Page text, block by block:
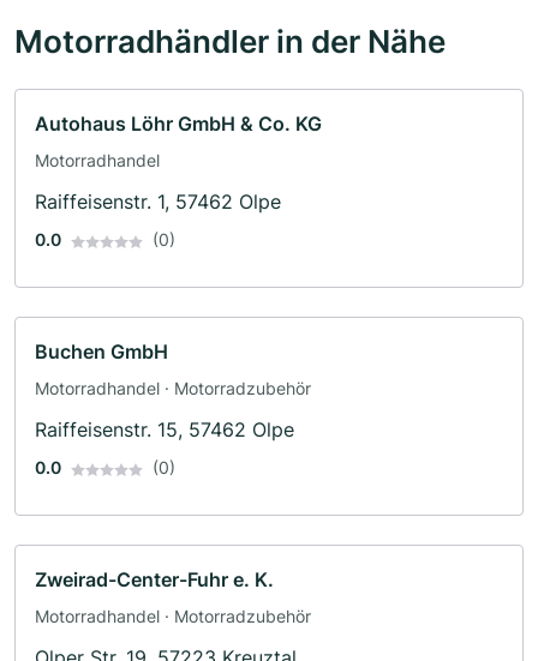
Motorradhändler in der Nähe
Autohaus Löhr GmbH & Co. KG
Motorradhandel
Raiffeisenstr. 1, 57462 Olpe
0.0 (0)
Buchen GmbH
Motorradhandel · Motorradzubehör
Raiffeisenstr. 15, 57462 Olpe
0.0 (0)
Zweirad-Center-Fuhr e. K.
Motorradhandel · Motorradzubehör